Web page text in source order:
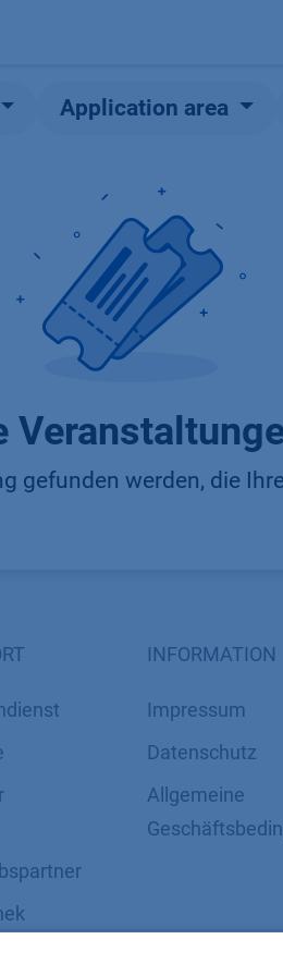
Application area
gefunden werden, die
INFORMATION
Impressum
Datenschutz
​​​​​​​​​​​​​​​​​Allgemeine